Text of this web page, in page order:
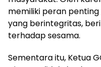
memiliki peran
yang berintegritas,
terhadap sesama.
Sementara itu, Ketua